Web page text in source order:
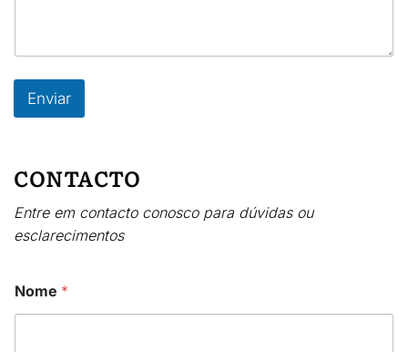
Enviar
CONTACTO
Entre em contacto conosco para dúvidas ou
esclarecimentos
Nome *